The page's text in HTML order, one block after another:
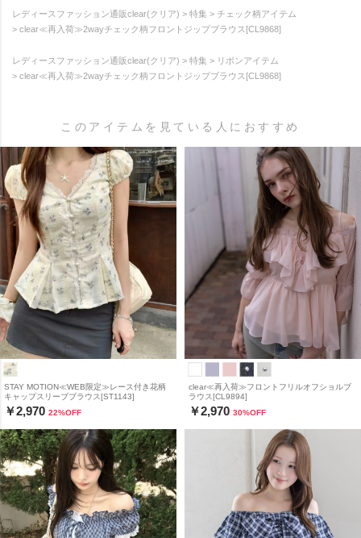
レディースファッション通販clear(クリア) 特集
チェック柄アイテム
clear≪再入荷≫2wayチェック柄フロントジップブラウス[CL9868]
レディースファッション通販clear(クリア) 特集
リボンアイテム
clear≪再入荷≫2wayチェック柄フロントジップブラウス[CL9868]
このアイテムを見ている人におすすめ
STAY MOTION≪WEB限定≫レース付き花柄
キャップスリーブブラウス[ST1143]
￥2,970 22%OFF
clear≪再入荷≫フロントフリルオフショルブ
ラウス[CL9894]
￥2,970 30%OFF